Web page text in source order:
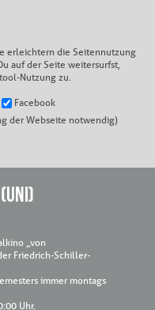
erleichtern die Seitennutzung
auf der Seite weitersurfst,
Nutzung zu.
Facebook
der Webseite notwendig)
„von
Friedrich-Schiller-
immer montags
Uhr.